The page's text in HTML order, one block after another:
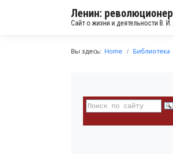
Ленин:
Сайт о жизни и деятельности В.
Вы здесь: Home Библиотека